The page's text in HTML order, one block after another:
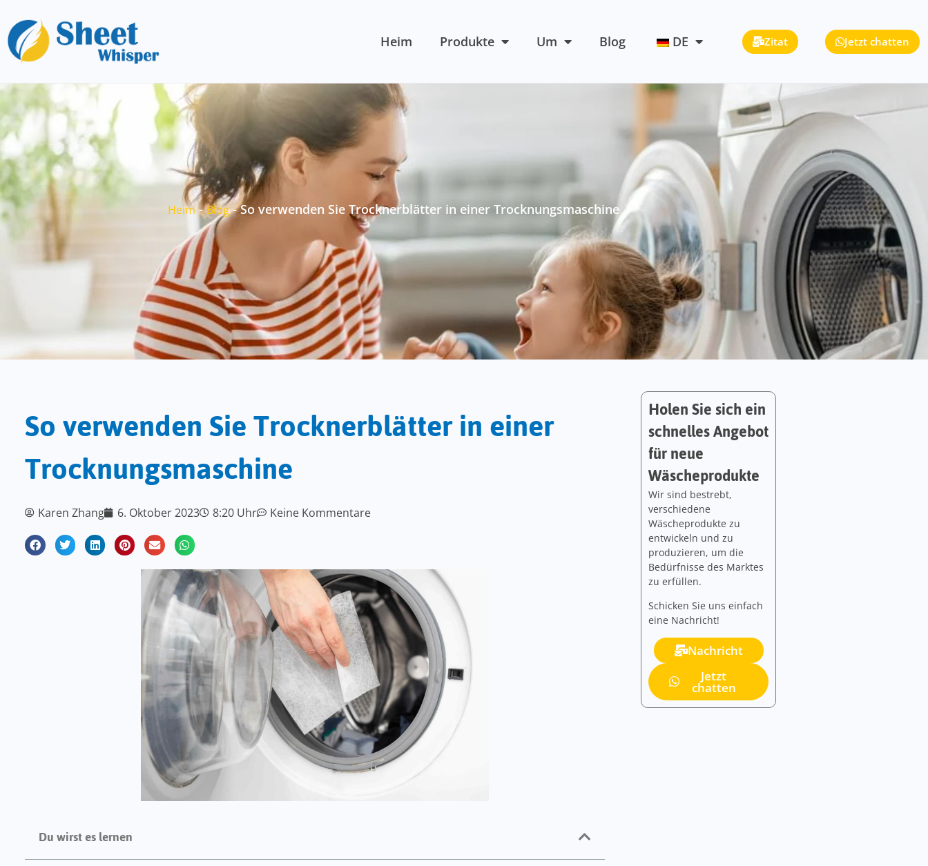
Heim Produkte Um Blog DE Zitat Jetzt chatten
Heim -Blog-So verwenden Sie Trocknerblätter in einer Trocknungsmaschine
So verwenden Sie Trocknerblätter in einer
Trocknungsmaschine
Karen Zhang 6. Oktober 2023 8:20 Uhr Keine Kommentare
Du wirst es lernen
Holen Sie sich ein
schnelles Angebot
für neue
Wäscheprodukte
Wir sind bestrebt,
verschiedene
Wäscheprodukte zu
entwickeln und zu
produzieren, um die
Bedürfnisse des Marktes
zu erfüllen.
Schicken Sie uns einfach
eine Nachricht!
Nachricht
Jetzt
chatten